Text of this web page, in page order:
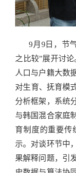
9月9日，节
之比较”展开讨
人口与户籍大数
对生育、抚育模
分析框架，系统
与韩国混合家庭
育制度的重要传
示。对谈环节中
果解释问题，引